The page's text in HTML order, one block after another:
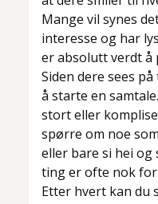
Mange vil synes
interesse og har
er absolutt verdt å
Siden dere sees
å starte en
stort eller
spørre om noe
eller bare si hei og
ting er ofte nok for
Etter hvert kan du